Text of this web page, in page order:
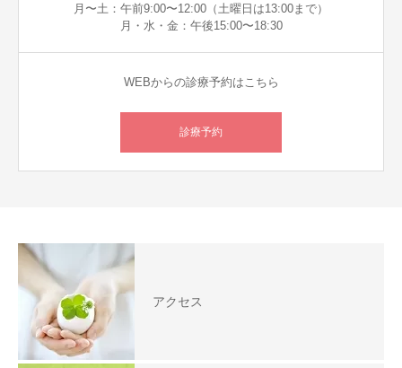
月〜土：午前9:00〜12:00（土曜日は13:00まで）
月・水・金：午後15:00〜18:30
WEBからの診療予約はこちら
診療予約
アクセス